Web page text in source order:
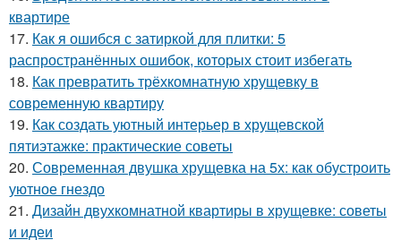
квартире
17. Как я ошибся с затиркой для плитки: 5
распространённых ошибок, которых стоит избегать
18. Как превратить трёхкомнатную хрущевку в
современную квартиру
19. Как создать уютный интерьер в хрущевской
пятиэтажке: практические советы
20. Современная двушка хрущевка на 5х: как обустроить
уютное гнездо
21. Дизайн двухкомнатной квартиры в хрущевке: советы
и идеи